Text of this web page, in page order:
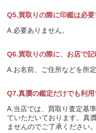
Q5.買取りの際に印鑑は必要
A.必要ありません。
Q6.買取りの際に、お店で
A.お名前、ご住所などを所
Q7.真贋の鑑定だけでも利用
A.当店では、買取り査定基
ていただいております。真
ませんのでご了承ください。